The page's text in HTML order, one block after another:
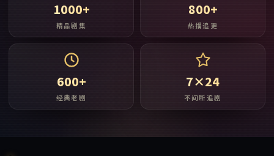
1000+
精品剧集
800+
热播追更
600+
经典老剧
7×24
不间断追剧